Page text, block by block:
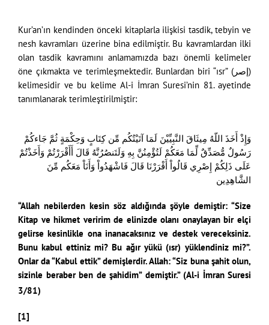
Kur’an’ın kendinden önceki kitaplarla ilişkisi tasdik, tebyin ve
nesh kavramları üzerine bina edilmiştir. Bu kavramlardan ilki
olan tasdik kavramını anlamamızda bazı önemli kelimeler
öne çıkmakta ve terimleşmektedir. Bunlardan biri “ısr” (إصر)
kelimesidir ve bu kelime Al-i İmran Suresi’nin 81. ayetinde
tanımlanarak terimleştirilmiştir:
وَإِذْ أَخَذَ اللّهُ مِيثَاقَ النَّبِيِّيْنَ لَمَا آتَيْتُكُم مِّن كِتَابٍ وَحِكْمَةٍ ثُمَّ جَاءكُمْ
رَسُولٌ مُّصَدِّقٌ لِّمَا مَعَكُمْ لَتُؤْمِنُنَّ بِهِ وَلَتَنصُرُنَّهُ قَالَ أَأَقْرَرْتُمْ وَأَخَذْتُمْ
عَلَى ذَلِكُمْ إِصْرِي قَالُواْ أَقْرَرْنَا قَالَ فَاشْهَدُواْ وَأَنَاْ مَعَكُم مِّنَ
الشَّاهِدِين
“Allah nebilerden kesin söz aldığında şöyle demiştir: “Size
Kitap ve hikmet veririm de elinizde olanı onaylayan bir elçi
gelirse kesinlikle ona inanacaksınız ve destek vereceksiniz.
Bunu kabul ettiniz mi? Bu ağır yükü (ısr) yüklendiniz mi?”.
Onlar da “Kabul ettik” demişlerdir. Allah: “Siz buna şahit olun,
sizinle beraber ben de şahidim” demiştir.” (Al-i İmran Suresi
3/81)
[1]